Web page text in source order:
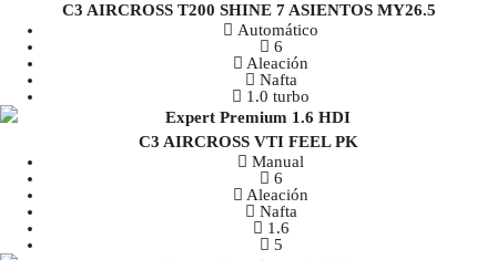
C3 AIRCROSS T200 SHINE 7 ASIENTOS MY26.5
Automático
6
Aleación
Nafta
1.0 turbo
C3 AIRCROSS VTI FEEL PK
Manual
6
Aleación
Nafta
1.6
5